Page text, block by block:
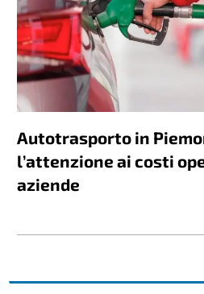
Autotrasporto in
l’attenzione ai costi
aziende